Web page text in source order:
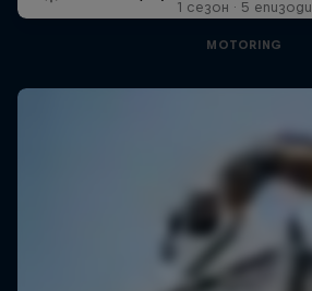
1 сезон · 5 епизоди
MOTORING